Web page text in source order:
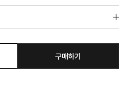
구매하기